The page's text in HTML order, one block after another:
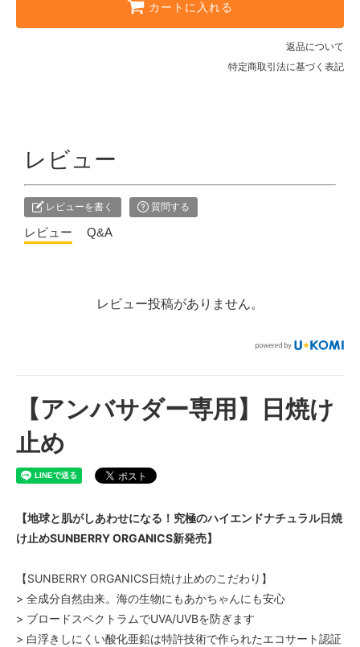
顔・唇用ヴィーガンバーム(3520
デイリー日焼け止め(6820
5,400円(税込5,940円)
顔・唇用ヴィーガンバーム(3520
カートに入れる
返品について
特定商取引法に基づく表記
レビュー
レビューを書く 質問する
レビュー Q&A
レビュー投稿がありません。
【アンバサダー専用】日焼け
止め
【地球と肌がしあわせになる！究極のハイエンドナチュラル日焼
け止めSUNBERRY ORGANICS新発売】
【SUNBERRY ORGANICS日焼け止めのこだわり】
> 全成分自然由来。海の生物にもあかちゃんにも安心
> ブロードスペクトラムでUVA/UVBを防ぎます
> 白浮きしにくい酸化亜鉛は特許技術で作られたエコサート認証